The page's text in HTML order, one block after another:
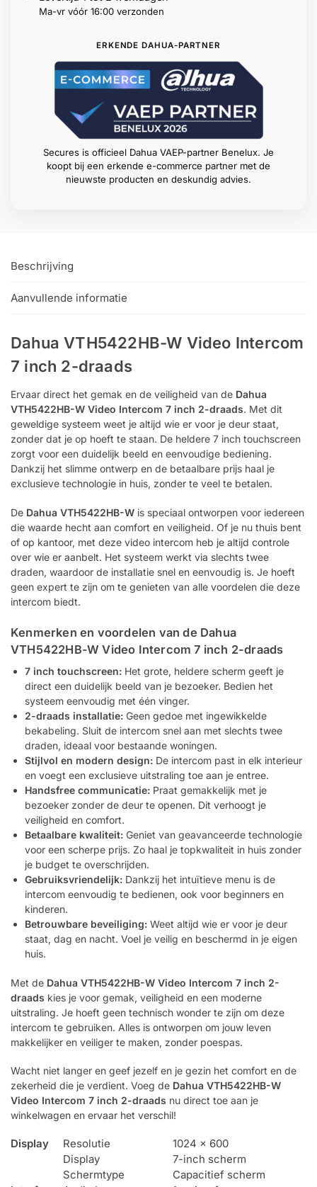
Ma-vr vóór 16:00 verzonden
ERKENDE DAHUA-PARTNER
Secures is officieel Dahua VAEP-partner Benelux. Je
koopt bij een erkende e-commerce partner met de
nieuwste producten en deskundig advies.
Beschrijving
Aanvullende informatie
Dahua VTH5422HB-W Video Intercom
7 inch 2-draads
Ervaar direct het gemak en de veiligheid van de Dahua
VTH5422HB-W Video Intercom 7 inch 2-draads. Met dit
geweldige systeem weet je altijd wie er voor je deur staat,
zonder dat je op hoeft te staan. De heldere 7 inch touchscreen
zorgt voor een duidelijk beeld en eenvoudige bediening.
Dankzij het slimme ontwerp en de betaalbare prijs haal je
exclusieve technologie in huis, zonder te veel te betalen.
De Dahua VTH5422HB-W is speciaal ontworpen voor iedereen
die waarde hecht aan comfort en veiligheid. Of je nu thuis bent
of op kantoor, met deze video intercom heb je altijd controle
over wie er aanbelt. Het systeem werkt via slechts twee
draden, waardoor de installatie snel en eenvoudig is. Je hoeft
geen expert te zijn om te genieten van alle voordelen die deze
intercom biedt.
Kenmerken en voordelen van de Dahua
VTH5422HB-W Video Intercom 7 inch 2-draads
7 inch touchscreen: Het grote, heldere scherm geeft je
direct een duidelijk beeld van je bezoeker. Bedien het
systeem eenvoudig met één vinger.
2-draads installatie: Geen gedoe met ingewikkelde
bekabeling. Sluit de intercom snel aan met slechts twee
draden, ideaal voor bestaande woningen.
Stijlvol en modern design: De intercom past in elk interieur
en voegt een exclusieve uitstraling toe aan je entree.
Handsfree communicatie: Praat gemakkelijk met je
bezoeker zonder de deur te openen. Dit verhoogt je
veiligheid en comfort.
Betaalbare kwaliteit: Geniet van geavanceerde technologie
voor een scherpe prijs. Zo haal je topkwaliteit in huis zonder
je budget te overschrijden.
Gebruiksvriendelijk: Dankzij het intuïtieve menu is de
intercom eenvoudig te bedienen, ook voor beginners en
kinderen.
Betrouwbare beveiliging: Weet altijd wie er voor je deur
staat, dag en nacht. Voel je veilig en beschermd in je eigen
huis.
Met de Dahua VTH5422HB-W Video Intercom 7 inch 2-
draads kies je voor gemak, veiligheid en een moderne
uitstraling. Je hoeft geen technisch wonder te zijn om deze
intercom te gebruiken. Alles is ontworpen om jouw leven
makkelijker en veiliger te maken, zonder poespas.
Wacht niet langer en geef jezelf en je gezin het comfort en de
zekerheid die je verdient. Voeg de Dahua VTH5422HB-W
Video Intercom 7 inch 2-draads nu direct toe aan je
winkelwagen en ervaar het verschil!
Display Resolutie
1024 × 600
Display
7-inch scherm
Schermtype
Capacitief scherm